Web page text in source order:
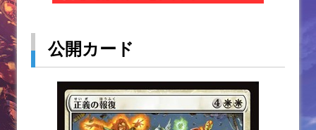
公開カード